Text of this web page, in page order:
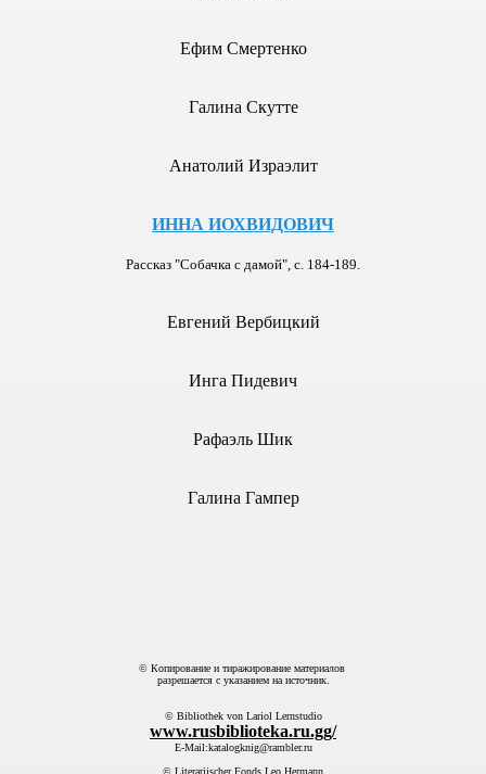
Ефим Смертенко
Галина Скутте
Анатолий Израэлит
ИННА ИОХВИДОВИЧ
Рассказ "Собачка с дамой", с. 184-189.
Евгений Вербицкий
Инга Пидевич
Рафаэль Шик
Галина Гампер
© Копирование и тиражирование материалов
разрешается с указанием на источник.
© Bibliothek von Lariol Lernstudio
www.rusbiblioteka.ru.gg/
E-Mail:katalogknig@rambler.ru
© Literariischer Fonds Leo Hermann